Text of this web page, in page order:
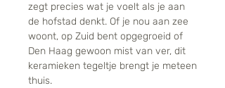
zegt precies wat je voelt als je aan
de hofstad denkt. Of je nou aan zee
woont, op Zuid bent opgegroeid of
Den Haag gewoon mist van ver, dit
keramieken tegeltje brengt je meteen
thuis.